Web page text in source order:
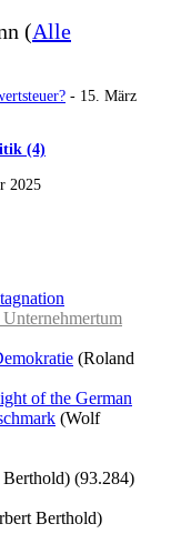
(Alle
- 15. März
(4)
2025
(Roland
of the German
(Wolf
(93.284)
Berthold)